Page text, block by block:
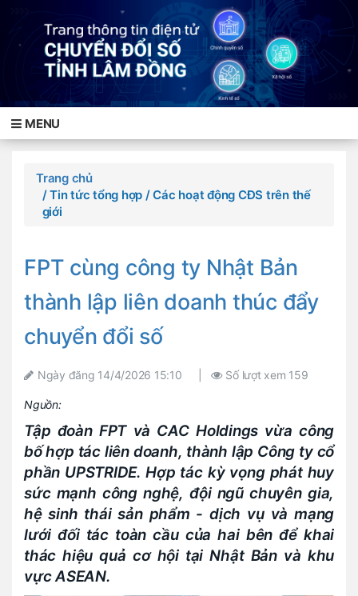
MENU
Trang chủ
/ Tin tức tổng hợp / Các hoạt động CĐS trên thế
giới
FPT cùng công ty Nhật Bản
thành lập liên doanh thúc đẩy
chuyển đổi số
Ngày đăng 14/4/2026 15:10 Số lượt xem 159
Nguồn:
Tập đoàn FPT và CAC Holdings vừa công
bố hợp tác liên doanh, thành lập Công ty cổ
phần UPSTRIDE. Hợp tác kỳ vọng phát huy
sức mạnh công nghệ, đội ngũ chuyên gia,
hệ sinh thái sản phẩm - dịch vụ và mạng
lưới đối tác toàn cầu của hai bên để khai
thác hiệu quả cơ hội tại Nhật Bản và khu
vực ASEAN.